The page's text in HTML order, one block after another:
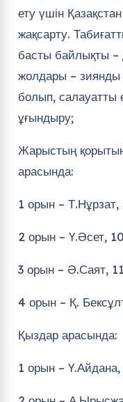
ету үшін
жақсарту.
басты байлықты –
жолдары – зиянды
болып, салауатты
ұғындыру;
Жарыстың
арасында:
1 орын – Т.Нұрзат,
2 орын – Ү.Әсет,
3 орын – Ә.Саят,
4 орын – Қ.
Қыздар арасында:
1 орын – Ү.Айдана,